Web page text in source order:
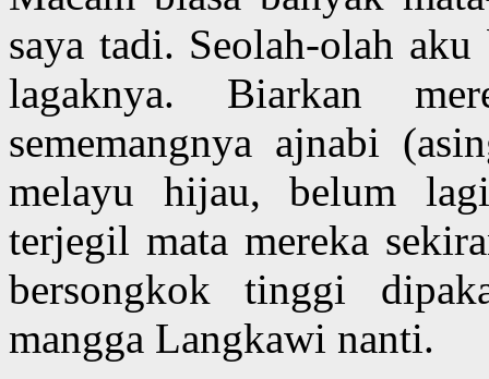
saya tadi. Seolah-olah
lagaknya. Biarkan
sememangnya ajnabi
melayu hijau, belum
terjegil mata mereka
bersongkok tinggi
mangga Langkawi nanti.